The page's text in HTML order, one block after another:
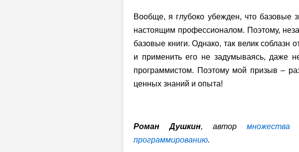
Вообще, я глубоко убежден, что базовые
настоящим профессионалом. Поэтому,
базовые книги. Однако, так велик соблазн
и применить его не задумываясь, даже
программистом. Поэтому мой призыв –
ценных знаний и опыта!
Роман Душкин, автор множества
программированию.